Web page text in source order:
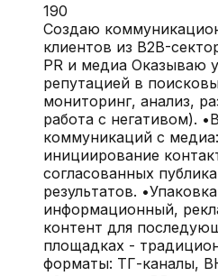
190
Создаю
клиентов из B2B-
PR и медиа Оказываю
репутацией в
мониторинг, анализ,
работа с негативом).
коммуникаций с
инициирование
согласованных
результатов.
информационный,
контент для
площадках -
форматы: ТГ-каналы,